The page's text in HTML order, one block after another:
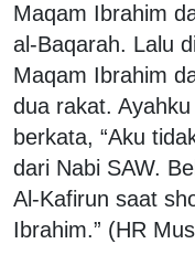
Maqam Ibrahim
al-Baqarah. Lalu
Maqam Ibrahim
dua rakat.
berkata, “Aku
dari Nabi SAW.
Al-Kafirun saat
Ibrahim.” (HR